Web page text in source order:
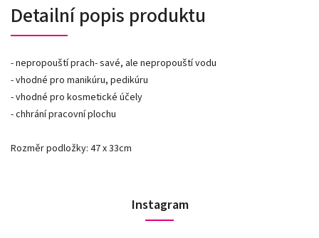
Detailní popis produktu
- nepropouští prach- savé, ale nepropouští vodu
- vhodné pro manikúru, pedikúru
- vhodné pro kosmetické účely
- chhrání pracovní plochu
Rozměr podložky: 47 x 33cm
Instagram